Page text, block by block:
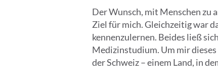
Der Wunsch, mit Menschen zu
Ziel für mich. Gleichzeitig war
kennenzulernen. Beides ließ
Medizinstudium. Um mir
der Schweiz – einem Land, in